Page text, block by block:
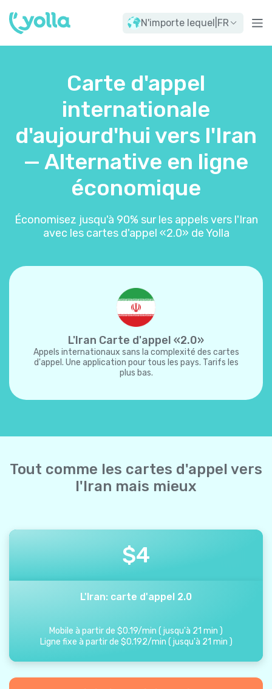
N'importe lequel FR
Carte d'appel
internationale
d'aujourd'hui vers l'Iran
— Alternative en ligne
économique
Économisez jusqu'à 90% sur les appels vers l'Iran
avec les cartes d'appel «2.0» de Yolla
L'Iran Carte d'appel «2.0»
Appels internationaux sans la complexité des cartes
d'appel. Une application pour tous les pays. Tarifs les
plus bas.
Tout comme les cartes d'appel vers
l'Iran mais mieux
$4
L'Iran: carte d'appel 2.0
Mobile à partir de $0.19/min ( jusqu'à 21 min )
Ligne fixe à partir de $0.192/min ( jusqu'à 21 min )